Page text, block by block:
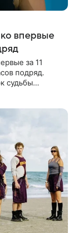
впервые
за 11
подряд.
судьбы